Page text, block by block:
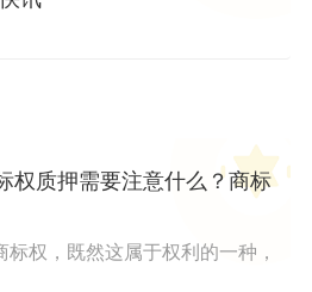
权质押需要注意什么？商标
权，既然这属于权利的一种，